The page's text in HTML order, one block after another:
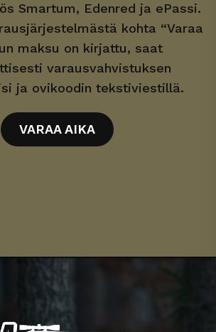
Smartum, Edenred ja ePassi.
kohta “Varaa
maksu on kirjattu, saat
varausvahvistuksen
ja ovikoodin tekstiviestillä.
VARAA AIKA